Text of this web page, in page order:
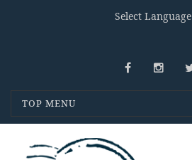
Select Language
TOP MENU